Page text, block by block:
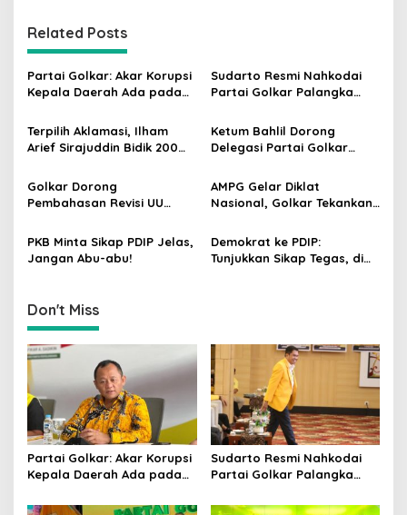
n
a
v
g
a
t
i
o
n
Related Posts
Partai Golkar: Akar Korupsi
Kepala Daerah Ada pada
Pilkada
Sudarto Resmi Nahkodai
Partai Golkar Palangka
Semakin Solid dan
Dipercaya Rakyat
Terpilih Aklamasi, Ilham
Arief Sirajuddin Bidik 200
Pemilu 2029
Ketum Bahlil Dorong
Delegasi Partai Golkar
Ngabalin Belajar Hilirisasi
Hingga Industrialisasi dari
Golkar Dorong
Pembahasan Revisi UU
Kajian Putusan MK Sudah
Tuntas
AMPG Gelar Diklat
Nasional, Golkar Tekankan
Tantangan Zaman
PKB Minta Sikap PDIP Jelas,
Jangan Abu-abu!
Demokrat ke PDIP:
Tunjukkan Sikap Tegas, di
Don't Miss
Partai Golkar: Akar Korupsi
Kepala Daerah Ada pada
Pilkada
Sudarto Resmi Nahkodai
Partai Golkar Palangka
Semakin Solid dan